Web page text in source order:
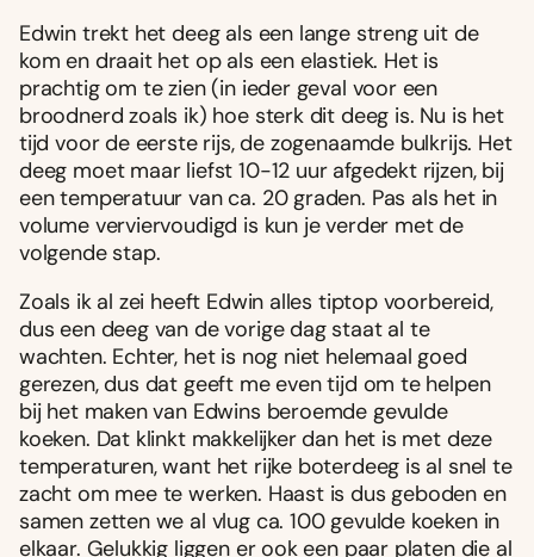
Edwin trekt het deeg als een lange streng uit de
kom en draait het op als een elastiek. Het is
prachtig om te zien (in ieder geval voor een
broodnerd zoals ik) hoe sterk dit deeg is. Nu is het
tijd voor de eerste rijs, de zogenaamde bulkrijs. Het
deeg moet maar liefst 10-12 uur afgedekt rijzen, bij
een temperatuur van ca. 20 graden. Pas als het in
volume verviervoudigd is kun je verder met de
volgende stap.
Zoals ik al zei heeft Edwin alles tiptop voorbereid,
dus een deeg van de vorige dag staat al te
wachten. Echter, het is nog niet helemaal goed
gerezen, dus dat geeft me even tijd om te helpen
bij het maken van Edwins beroemde gevulde
koeken. Dat klinkt makkelijker dan het is met deze
temperaturen, want het rijke boterdeeg is al snel te
zacht om mee te werken. Haast is dus geboden en
samen zetten we al vlug ca. 100 gevulde koeken in
elkaar. Gelukkig liggen er ook een paar platen die al